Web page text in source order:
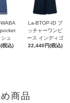
ュ
税込)
La-BTOP-ID ブ
ッチャーワンピ
ース インディゴ
22,440円(税込)
商品